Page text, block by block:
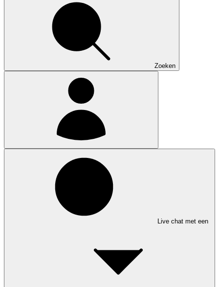
Zoeken
Live chat met een